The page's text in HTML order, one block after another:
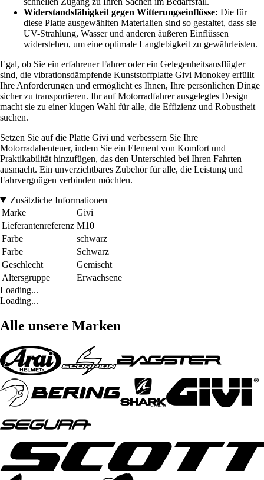
Widerstandsfähigkeit gegen Witterungseinflüsse: Die für
diese Platte ausgewählten Materialien sind so gestaltet, dass sie
UV-Strahlung, Wasser und anderen äußeren Einflüssen
widerstehen, um eine optimale Langlebigkeit zu gewährleisten.
Egal, ob Sie ein erfahrener Fahrer oder ein Gelegenheitsausflügler
sind, die vibrationsdämpfende Kunststoffplatte Givi Monokey erfüllt
Ihre Anforderungen und ermöglicht es Ihnen, Ihre persönlichen Dinge
sicher zu transportieren. Ihr auf Motorradfahrer ausgelegtes Design
macht sie zu einer klugen Wahl für alle, die Effizienz und Robustheit
suchen.
Setzen Sie auf die Platte Givi und verbessern Sie Ihre
Motorradabenteuer, indem Sie ein Element von Komfort und
Praktikabilität hinzufügen, das den Unterschied bei Ihren Fahrten
ausmacht. Ein unverzichtbares Zubehör für alle, die Leistung und
Fahrvergnügen verbinden möchten.
Zusätzliche Informationen
Marke
Givi
Lieferantenreferenz M10
Farbe
schwarz
Farbe
Schwarz
Geschlecht
Gemischt
Altersgruppe
Erwachsene
Loading...
Loading...
Alle unsere Marken